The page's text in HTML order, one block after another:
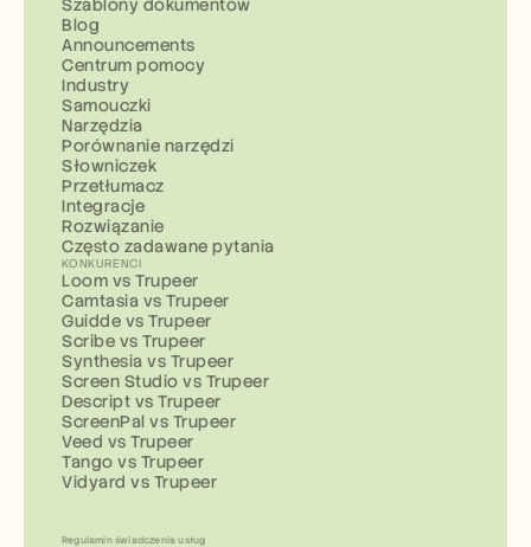
Szablony dokumentów
Blog
Announcements
Centrum pomocy
Industry
Samouczki
Narzędzia
Porównanie narzędzi
Słowniczek
Przetłumacz
Integracje
Rozwiązanie
Często zadawane pytania
KONKURENCI
Loom vs Trupeer
Camtasia vs Trupeer
Guidde vs Trupeer
Scribe vs Trupeer
Synthesia vs Trupeer
Screen Studio vs Trupeer
Descript vs Trupeer
ScreenPal vs Trupeer
Veed vs Trupeer
Tango vs Trupeer
Vidyard vs Trupeer
Regulamin świadczenia usług